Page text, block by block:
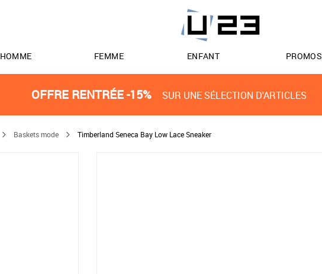
HOMME FEMME ENFANT PROMOS
OFFRE RENTRÉE -15% SUR UNE SÉLECTION D'ARTICLES
Baskets mode Timberland Seneca Bay Low Lace Sneaker